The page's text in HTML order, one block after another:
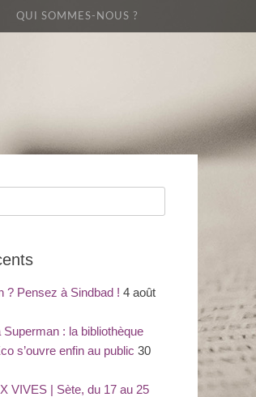
QUI SOMMES-NOUS ?
? Pensez à Sindbad ! 4 août
Superman : la bibliothèque
s’ouvre enfin au public 30
VIVES | Sète, du 17 au 25